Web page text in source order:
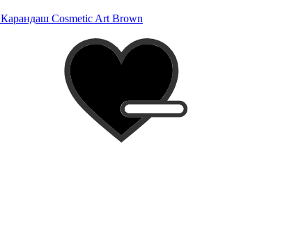
Карандаш Cosmetic Art Brown